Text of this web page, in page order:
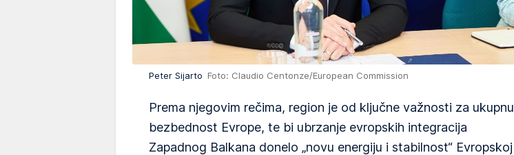
Peter Sijarto Foto: Claudio Centonze/European Commission
Prema njegovim rečima, region je od ključne važnosti za ukupnu
bezbednost Evrope, te bi ubrzanje evropskih integracija
Zapadnog Balkana donelo „novu energiju i stabilnost“ Evropskoj